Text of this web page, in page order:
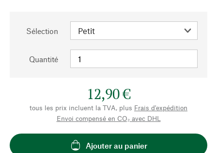
Sélection
Quantité
12,90 €
tous les prix incluent la TVA, plus Frais d'expédition
Envoi compensé en CO₂ avec DHL
Ajouter au panier